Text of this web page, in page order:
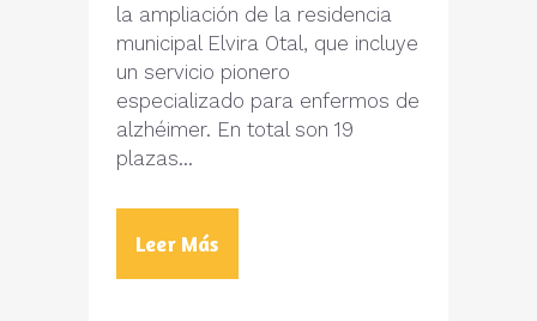
la ampliación de la residencia
municipal Elvira Otal, que incluye
un servicio pionero
especializado para enfermos de
alzhéimer. En total son 19
plazas...
Leer Más